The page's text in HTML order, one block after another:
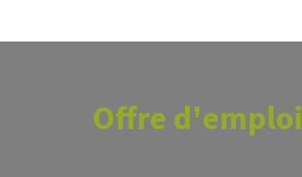
Offre d'emploi